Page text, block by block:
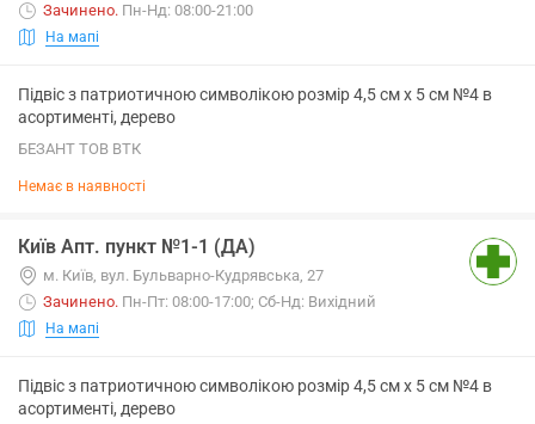
Зачинено. Пн-Нд: 08:00-21:00
На мапі
Підвіс з патриотичною символікою розмір 4,5 см х 5 см №4 в
асортименті, дерево
БЕЗАНТ ТОВ ВТК
Немає в наявності
Київ Апт. пункт №1-1 (ДА)
м. Київ, вул. Бульварно-Кудрявська, 27
Зачинено. Пн-Пт: 08:00-17:00; Сб-Нд: Вихідний
На мапі
Підвіс з патриотичною символікою розмір 4,5 см х 5 см №4 в
асортименті, дерево